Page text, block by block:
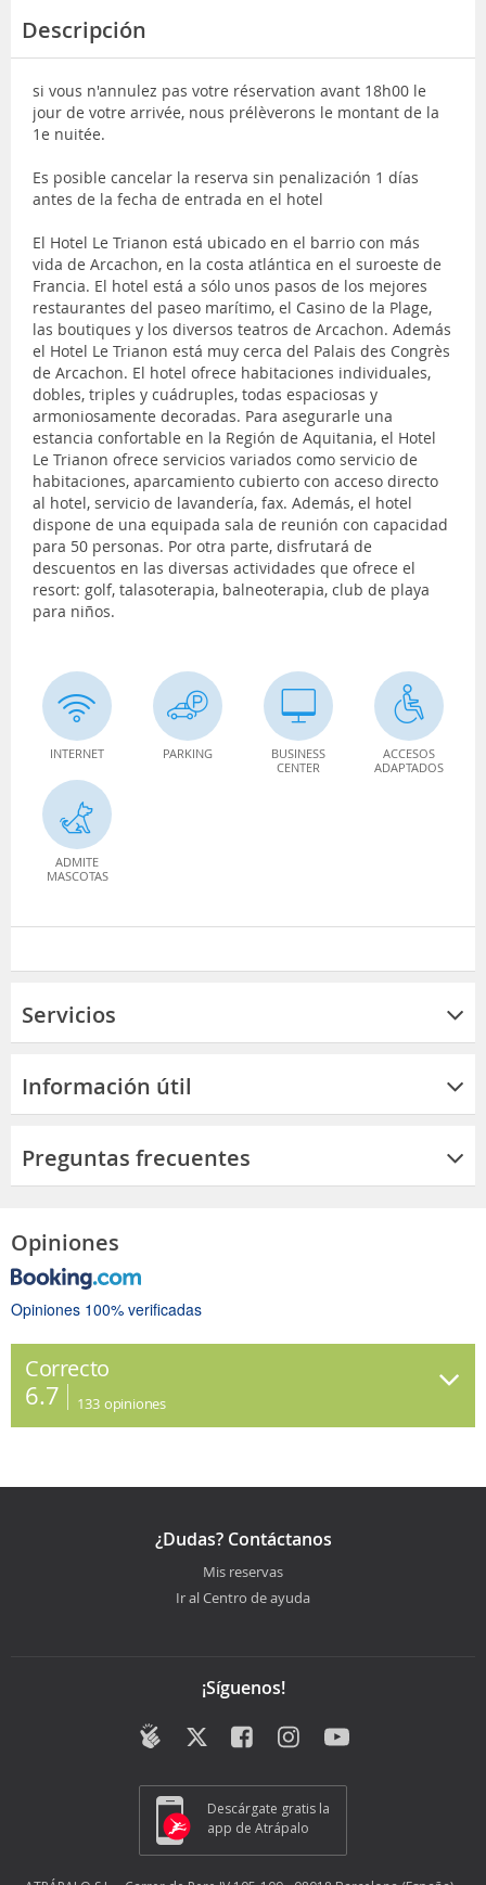
Descripción
si vous n'annulez pas votre réservation avant 18h00 le
jour de votre arrivée, nous prélèverons le montant de la
1e nuitée.
Es posible cancelar la reserva sin penalización 1 días
antes de la fecha de entrada en el hotel
El Hotel Le Trianon está ubicado en el barrio con más
vida de Arcachon, en la costa atlántica en el suroeste de
Francia. El hotel está a sólo unos pasos de los mejores
restaurantes del paseo marítimo, el Casino de la Plage,
las boutiques y los diversos teatros de Arcachon. Además
el Hotel Le Trianon está muy cerca del Palais des Congrès
de Arcachon. El hotel ofrece habitaciones individuales,
dobles, triples y cuádruples, todas espaciosas y
armoniosamente decoradas. Para asegurarle una
estancia confortable en la Región de Aquitania, el Hotel
Le Trianon ofrece servicios variados como servicio de
habitaciones, aparcamiento cubierto con acceso directo
al hotel, servicio de lavandería, fax. Además, el hotel
dispone de una equipada sala de reunión con capacidad
para 50 personas. Por otra parte, disfrutará de
descuentos en las diversas actividades que ofrece el
resort: golf, talasoterapia, balneoterapia, club de playa
para niños.
INTERNET PARKING
BUSINESS
CENTER
ACCESOS
ADAPTADOS
ADMITE
MASCOTAS
Servicios
Información útil
Preguntas frecuentes
Opiniones
Opiniones 100% verificadas
Correcto
6.7 133 opiniones
¿Dudas? Contáctanos
Mis reservas
Ir al Centro de ayuda
¡Síguenos!
Descárgate gratis la
app de Atrápalo